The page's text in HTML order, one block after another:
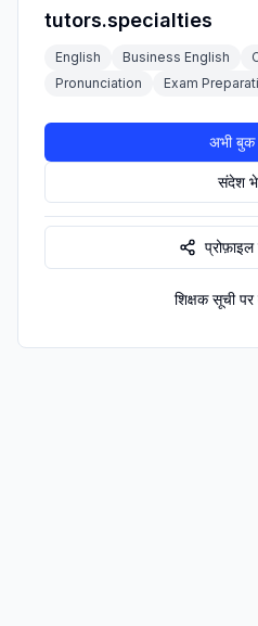
communication, and
beauty of Hindi. My teaching
speaking practice, cultural
progress.
tutors.specialties
English Business English
Pronunciation
Exam
अभी
संदेश
शिक्षक सूची पर